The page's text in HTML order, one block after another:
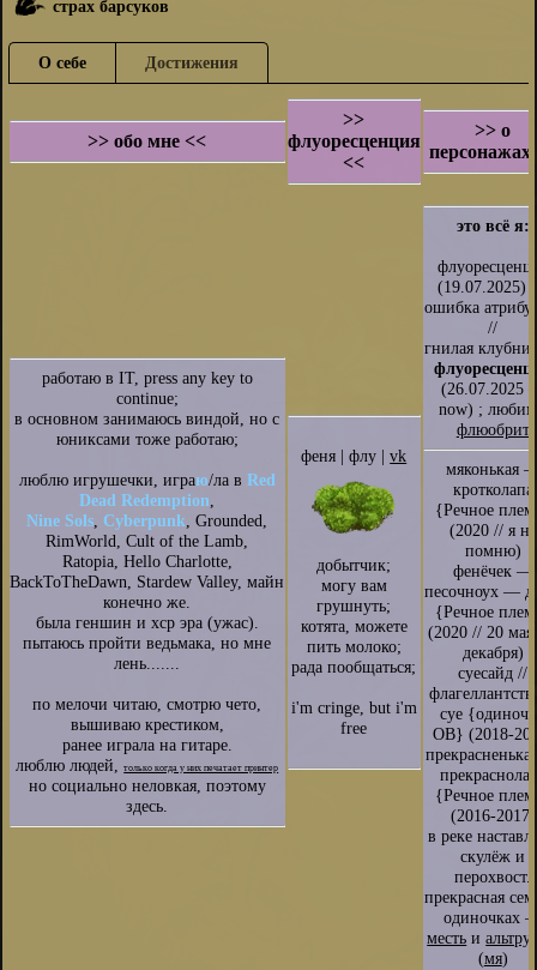
страх барсуков
О себе Достижения
>> обо мне <<
>>
флуоресценция
<<
>> о
персонажах
работаю в IT, press any key to
continue;
в основном занимаюсь виндой, но с
юниксами тоже работаю;
люблю игрушечки, играю/ла в Red
Dead Redemption
Nine Sols Cyberpunk , Grounded,
RimWorld, Cult of the Lamb,
Ratopia, Hello Charlotte,
BackToTheDawn, Stardew Valley, майн
конечно же.
была геншин и хср эра (ужас).
пытаюсь пройти ведьмака, но мне
лень.......
по мелочи читаю, смотрю чето,
вышиваю крестиком,
ранее играла на гитаре.
люблю людей,только когда у них печатает принтер
но социально неловкая, поэтому
здесь.
феня | флу |vk
добытчик;
могу вам
грушнуть;
котята, можете
пить молоко;
рада пообщаться;
i'm cringe, but i'm
free
это всё я:
(19.07.2025)
ошибка
//
гнилая
(26.07.2025
now) ;
флюобрит
мяконькая
кротколапа
{Речное
(2020 // я не
помню)
фенёчек —
песочноух —
{Речное
(2020 // 20
декабря)
суесайд //
суе
ОВ} (2018-
{Речное
(2016-2017)
в реке
скулёж и
перохвост.
прекрасная
одиночках
месть и
(мя)